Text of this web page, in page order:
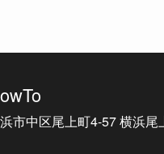
市中区尾上町4-57 横浜